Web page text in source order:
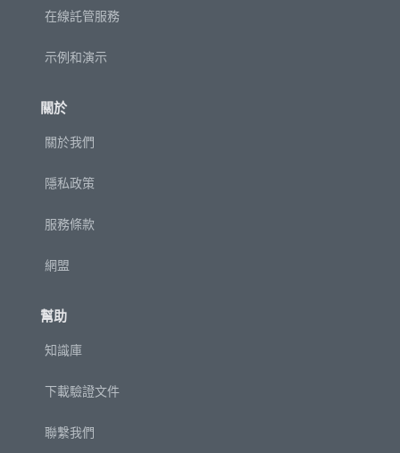
在線託管服務
示例和演示
關於
關於我們
隱私政策
服務條款
網盟
幫助
知識庫
下載驗證文件
聯繫我們